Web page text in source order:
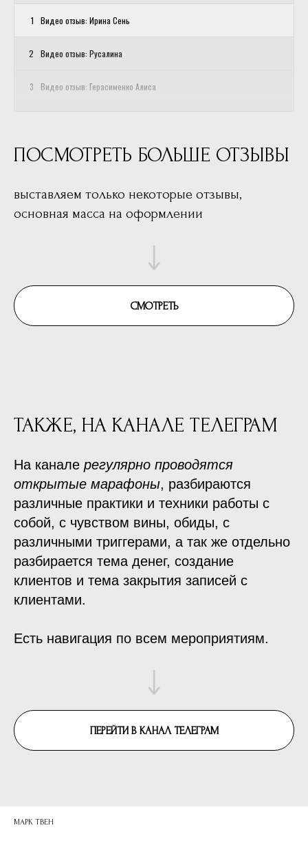
1 Видео отзыв: Ирина Сень
2 Видео отзыв: Русалина
3 Видео отзыв: Герасименко Алиса
5 Отзывы на фоне "Сепарация от родителей"
7 Видео отзыв: Людмила
9 Видео отзыв: Варвара
ПОСМОТРЕТЬ БОЛЬШЕ ОТЗЫВЫ
выставляем только некоторые отзывы,
основная масса на оформлении
СМОТРЕТЬ
ТАКЖЕ, НА КАНАЛЕ ТЕЛЕГРАМ
На канале регулярно проводятся
открытые марафоны, разбираются
различные практики и техники работы с
собой, с чувством вины, обиды, с
различными триггерами, а так же отдельно
разбирается тема денег, создание
клиентов и тема закрытия записей с
клиентами.
Есть навигация по всем мероприятиям.
ПЕРЕЙТИ В КАНАЛ ТЕЛЕГРАМ
МАРК ТВЕН